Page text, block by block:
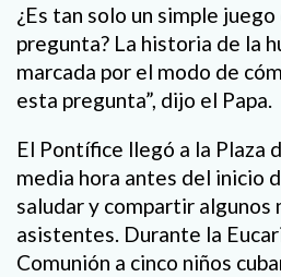
¿Es tan solo un simple
pregunta? La historia de la
marcada por el modo de
esta pregunta”, dijo el Papa.
El Pontífice llegó a la Plaza
media hora antes del inicio
saludar y compartir algunos
asistentes. Durante la
Comunión a cinco niños